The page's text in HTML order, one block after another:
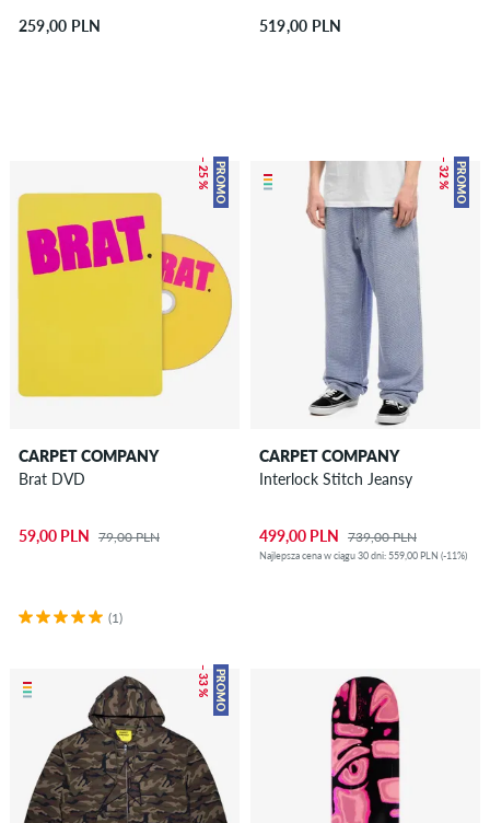
259,00 PLN 519,00 PLN
PROMO
– 25 %
CARPET COMPANY
Brat DVD
59,00 PLN 79,00 PLN
(1)
PROMO
– 32 %
CARPET COMPANY
Interlock Stitch Jeansy
499,00 PLN 739,00 PLN
Najlepsza cena w ciągu 30 dni: 559,00 PLN (-11%)
PROMO
– 33 %